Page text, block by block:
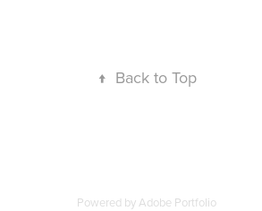
↑ Back to Top
Powered byAdobe Portfolio